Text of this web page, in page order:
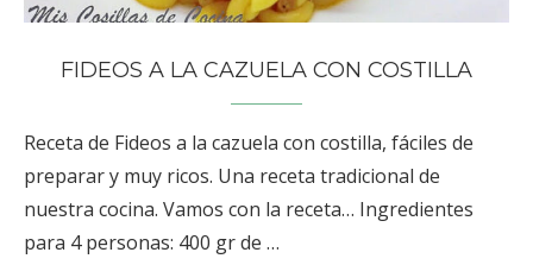
FIDEOS A LA CAZUELA CON COSTILLA
Receta de Fideos a la cazuela con costilla, fáciles de
preparar y muy ricos. Una receta tradicional de
nuestra cocina. Vamos con la receta… Ingredientes
para 4 personas: 400 gr de …